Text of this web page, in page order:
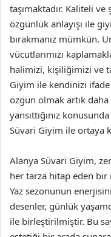
taşımaktadır. Kaliteli ve
özgünlük anlayışı ile
bırakmanız mümkün.
vücutlarımızı
halimizi, kişiliğimizi ve
Giyim ile kendinizi ifade
özgün olmak artık
yansıttığınız
Süvari Giyim ile ortaya
Alanya Süvari Giyim,
her tarza hitap eden bir
Yaz sezonunun
desenler, günlük
ile birleştirilmiştir. Bu